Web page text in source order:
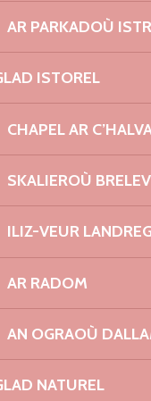
AR PARKADOÙ ISTR
ISTOREL
CHAPEL AR
SKALIEROÙ
ILIZ-VEUR
AR RADOM
AN OGRAOÙ
NATUREL